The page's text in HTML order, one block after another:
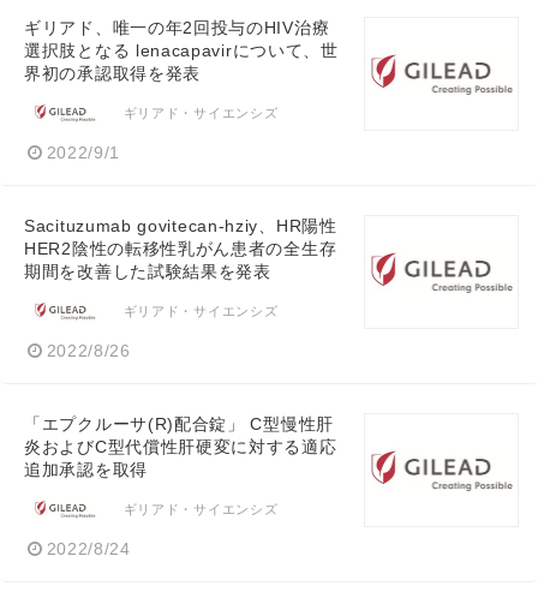
ギリアド、唯一の年2回投与のHIV治療
選択肢となる lenacapavirについて、世
界初の承認取得を発表
ギリアド・サイエンシズ
2022/9/1
Sacituzumab govitecan-hziy、HR陽性
HER2陰性の転移性乳がん患者の全生存
期間を改善した試験結果を発表
ギリアド・サイエンシズ
2022/8/26
「エプクルーサ(R)配合錠」 C型慢性肝
炎およびC型代償性肝硬変に対する適応
追加承認を取得
ギリアド・サイエンシズ
2022/8/24